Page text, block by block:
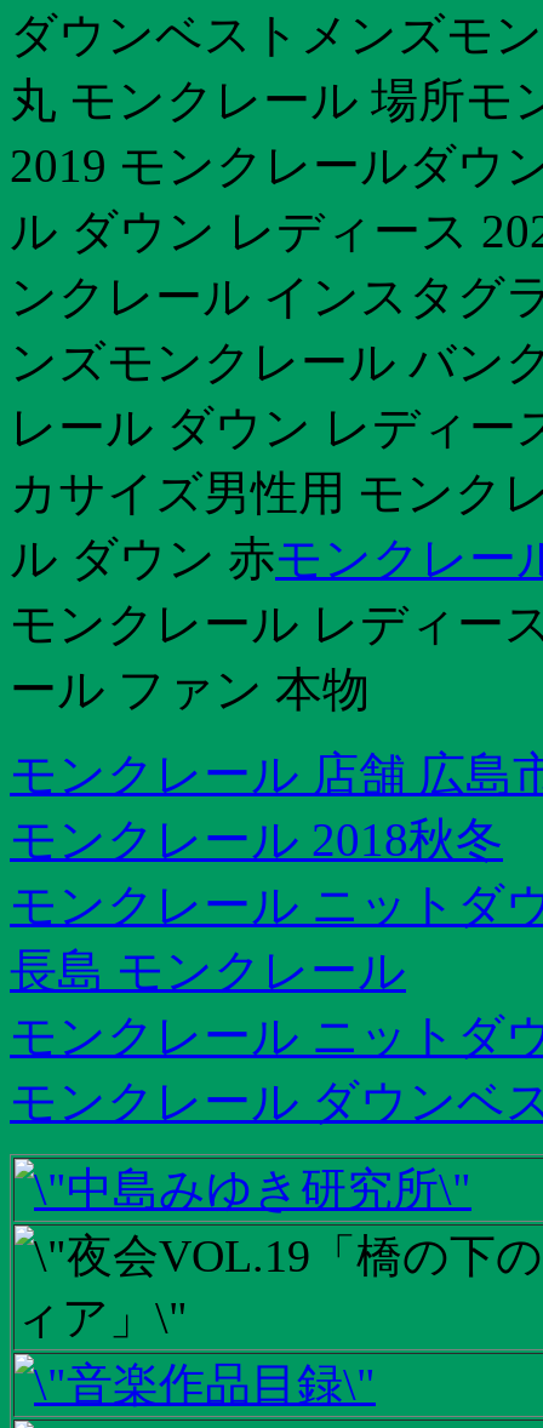
ダウンベストメンズモ
丸 モンクレール 場所モ
2019 モンクレールダウ
ル ダウン レディース
ンクレール インスタグ
ンズモンクレール バン
レール ダウン レディー
カサイズ男性用 モンク
ル ダウン 赤モンクレー
モンクレール レディー
ール ファン 本物
モンクレール 店舗 広島
モンクレール 2018秋冬
モンクレール ニットダ
長島 モンクレール
モンクレール ニットダ
モンクレール ダウンベ